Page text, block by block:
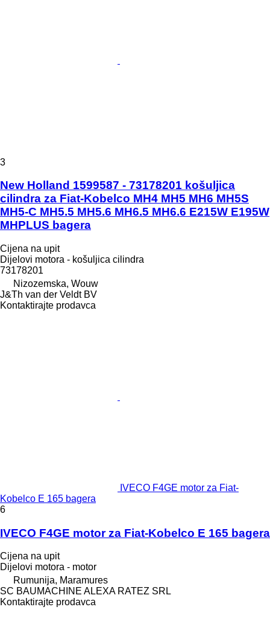
3
New Holland 1599587 - 73178201 košuljica
cilindra za Fiat-Kobelco MH4 MH5 MH6 MH5S
MH5-C MH5.5 MH5.6 MH6.5 MH6.6 E215W E195W
MHPLUS bagera
Cijena na upit
Dijelovi motora - košuljica cilindra
73178201
Nizozemska, Wouw
J&Th van der Veldt BV
Kontaktirajte prodavca
IVECO F4GE motor za Fiat-
Kobelco E 165 bagera
6
IVECO F4GE motor za Fiat-Kobelco E 165 bagera
Cijena na upit
Dijelovi motora - motor
Rumunija, Maramures
SC BAUMACHINE ALEXA RATEZ SRL
Kontaktirajte prodavca